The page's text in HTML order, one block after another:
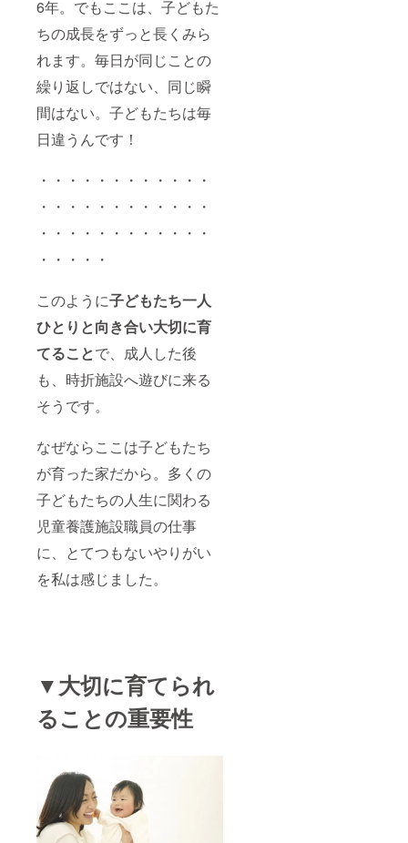
6年。でもここは、子どもた
ちの成長をずっと長くみら
れます。毎日が同じことの
繰り返しではない、同じ瞬
間はない。子どもたちは毎
日違うんです！
・・・・・・・・・・・・
・・・・・・・・・・・・
・・・・・・・・・・・・
・・・・・
このように子どもたち一人
ひとりと向き合い大切に育
てることで、成人した後
も、時折施設へ遊びに来る
そうです。
なぜならここは子どもたち
が育った家だから。多くの
子どもたちの人生に関わる
児童養護施設職員の仕事
に、とてつもないやりがい
を私は感じました。
▼大切に育てられ
ることの重要性